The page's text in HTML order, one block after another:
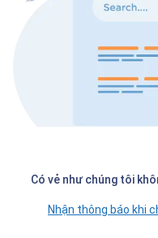
Có vẻ như chúng tôi
Nhận thông báo khi